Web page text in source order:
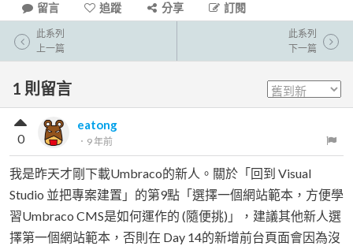
留言 追蹤 分享 訂閱
此系列
上一篇
此系列
下一篇
1 則留言
eatong
． 9 年前
0
我是昨天才剛下載Umbraco的新人。關於「回到 Visual
Studio 並把專案建置」的第9點「選擇一個網站範本，方便學
習Umbraco CMS是如何運作的 (隨便挑)」，建議其他新人選
擇第一個網站範本，否則在 Day 14的新增前台頁面會因為沒